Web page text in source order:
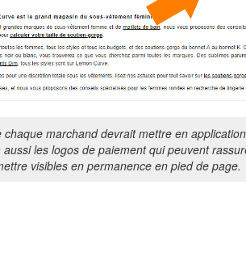
marchand devrait mettre en
les logos de paiement qui peuvent
visibles en permanence en pied de page.